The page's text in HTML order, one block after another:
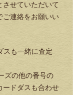
させていただいて
ご連絡をお願いい
スも一緒に査定
ズの他の番号の
ードダスも合わせ